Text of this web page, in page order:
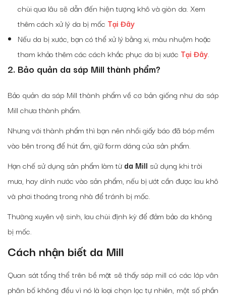
chùi qua lâu sẽ dẫn đến hiện tượng khô và giòn da. Xem
thêm cách xử lý da bị mốc Tại Đây
Nếu da bị xước, bạn có thể xử lý bằng xi, màu nhuộm hoặc
tham khảo thêm các cách khắc phục da bị xước Tại Đây.
2. Bảo quản da sáp Mill thành phẩm?
Bảo quản da sáp Mill thành phẩm về cơ bản giống như da sáp
Mill chưa thành phẩm.
Nhưng với thành phẩm thì bạn nên nhồi giấy báo đã bóp mềm
vào bên trong để hút ẩm, giữ form dáng của sản phẩm.
Hạn chế sử dụng sản phẩm làm từda Mill sử dụng khi trời
mưa, hay dính nước vào sản phẩm, nếu bị ướt cần được lau khô
và phơi thoáng trong nhà để tránh bị mốc.
Thường xuyên vệ sinh, lau chùi định kỳ để đảm bảo da không
bị mốc.
Cách nhận biết da Mill
Quan sát tổng thể trên bề mặt sẽ thấy sáp mill có các lớp vân
phân bố không đều vì nó là loại chọn lọc tự nhiên, một số phần